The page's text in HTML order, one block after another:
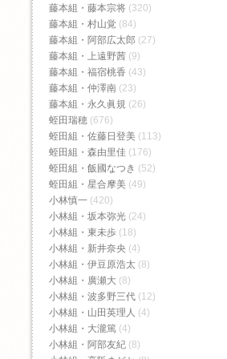
藤本組・藤本宗将 (320)
藤本組・村山覚 (84)
藤本組・阿部広太郎 (27)
藤本組・上遠野茜 (9)
藤本組・福宿桃香‬ (43)
藤本組・仲澤南 (23)
藤本組・永久眞規 (26)
蛭田瑞穂 (676)
蛭田組・佐藤日登美 (113)
蛭田組・森由里佳 (176)
蛭田組・飯國なつき (52)
蛭田組・星合摩美 (49)
小林慎一 (420)
小林組・坂本弥光 (24)
小林組・東未歩 (18)
小林組・新井奈央 (4)
小林組・伊豆原浩太 (8)
小林組・廣瀬大 (8)
小林組・波多野三代 (12)
小林組・山田英理人 (4)
小林組・大瀧篤 (4)
小林組・阿部友紀 (8)